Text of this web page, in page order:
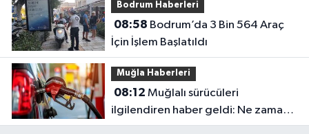
Bodrum Haberleri
08:58
İçin İşlem Başlatıldı
Muğla Haberleri
08:12
ilgilendiren haber geldi: Ne zaman
indirim gelecek?